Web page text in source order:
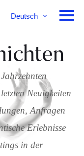
Deutsch
Neuigkeiten
Anfragen
Erlebnisse
in der